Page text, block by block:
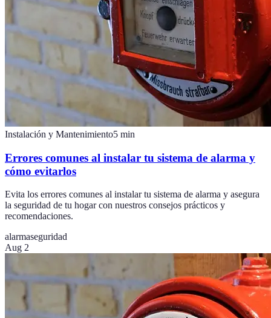
Instalación y Mantenimiento5 min
Errores comunes al instalar tu sistema de alarma y
cómo evitarlos
Evita los errores comunes al instalar tu sistema de alarma y asegura
la seguridad de tu hogar con nuestros consejos prácticos y
recomendaciones.
alarmaseguridad
Aug 2